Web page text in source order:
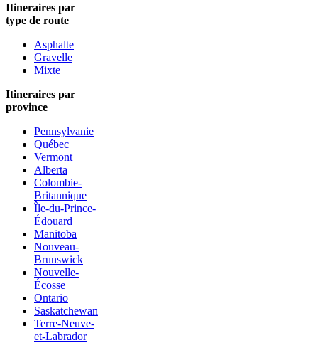
Itineraires par
type de route
Asphalte
Gravelle
Mixte
Itineraires par
province
Pennsylvanie
Québec
Vermont
Alberta
Colombie-
Britannique
Île-du-Prince-
Édouard
Manitoba
Nouveau-
Brunswick
Nouvelle-
Écosse
Ontario
Saskatchewan
Terre-Neuve-
et-Labrador